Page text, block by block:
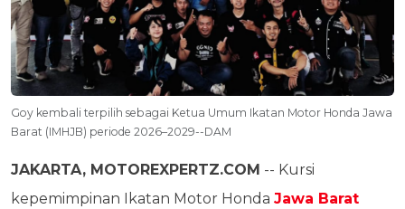
Goy kembali terpilih sebagai Ketua Umum Ikatan Motor Honda Jawa
Barat (IMHJB) periode 2026–2029--DAM
JAKARTA, MOTOREXPERTZ.COM -- Kursi
kepemimpinan Ikatan Motor Honda Jawa Barat